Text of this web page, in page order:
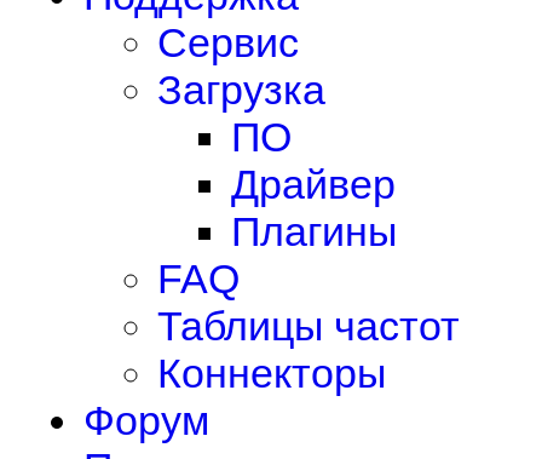
Сервис
Загрузка
ПО
Драйвер
Плагины
FAQ
Таблицы частот
Коннекторы
Форум